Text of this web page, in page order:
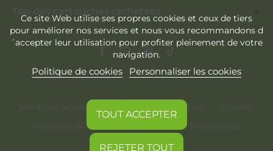
Top des cartouches rachetées
Ce site Web utilise ses propres cookies et ceux de tiers
pour améliorer nos services et nous vous recommandons d
´accepter leur utilisation pour profiter pleinement de votre
navigation.
Politique de cookies Personnaliser les cookies
REJETER TOUT
TOUT ACCEPTER
Mentions légales Conditions d'utilisation
Cookies
Politique de confidentialité
Plan du site